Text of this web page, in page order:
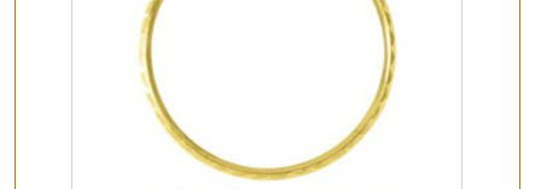
e-mail
*聯絡電話
查詢以下產品